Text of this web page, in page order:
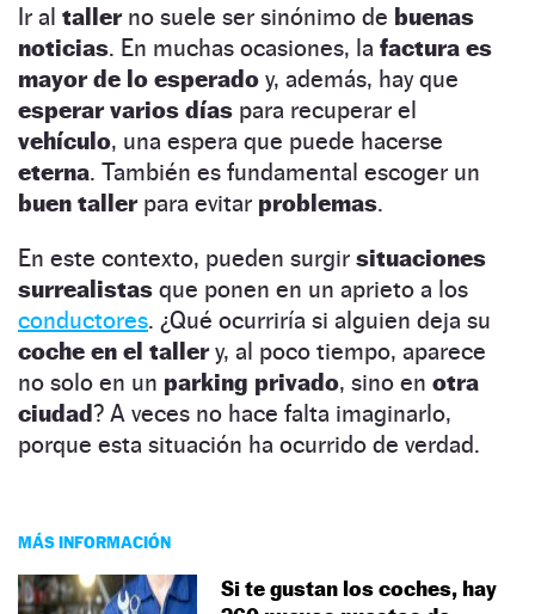
Ir al tallerno suele ser sinónimo de buenas
noticias. En muchas ocasiones, la factura es
mayor de lo esperado y, además, hay que
esperar varios días para recuperar el
vehículo, una espera que puede hacerse
eterna. También es fundamental escoger un
buen tallerpara evitar problemas.
En este contexto, pueden surgir situaciones
surrealistas que ponen en un aprieto a los
conductores. ¿Qué ocurriría si alguien deja su
coche en el tallery, al poco tiempo, aparece
no solo en un parking privado, sino en otra
ciudad? A veces no hace falta imaginarlo,
porque esta situación ha ocurrido de verdad.
MÁS INFORMACIÓN
Si te gustan los coches, hay